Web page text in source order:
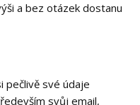
a bez otázek dostanu
pečlivě své údaje
svůj email,